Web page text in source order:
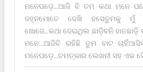
ମନେପଡ଼େ...ଆଜି ବି ତମ କଥା ମନେ
ଜହ୍ନମୋତେ ଦେଖି ହସେତୁମକୁ ମୁଁ
ଖୋଜେ...କଥା ଦେଇଥିଲ ଛାଡ଼ିବନି
ମନେ...ଆଜିବି ରହିଛି ତୁମ ବାଟ
ମନେପଡ଼େ...ଚମତ୍କାର ଲେଖନୀ ସହ ଏକ